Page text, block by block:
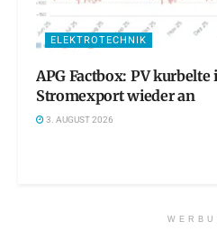
ELEKTROTECHNIK
APG Factbox: PV kurbelte
Stromexport wieder an
3. AUGUST 2026